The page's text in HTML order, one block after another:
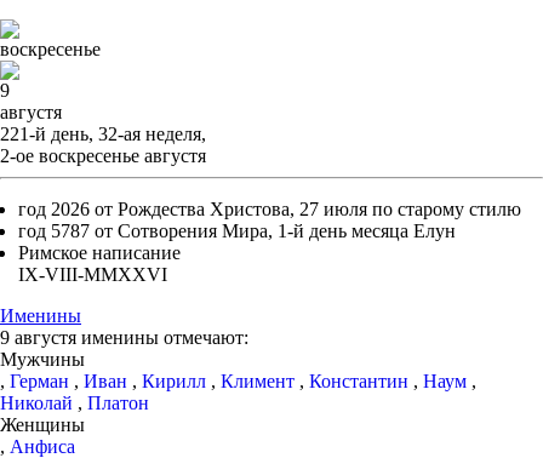
воскресенье
9
августя
221-й день, 32-ая неделя,
2-ое воскресенье августя
год 2026 от Рождества Христова, 27 июля по старому стилю
год 5787 от Сотворения Мира, 1-й день месяца Елун
Римское написание
IX-VIII-MMXXVI
Именины
9 августя именины отмечают:
Мужчины
, Герман , Иван , Кирилл , Климент , Константин , Наум ,
Николай , Платон
Женщины
, Анфиса